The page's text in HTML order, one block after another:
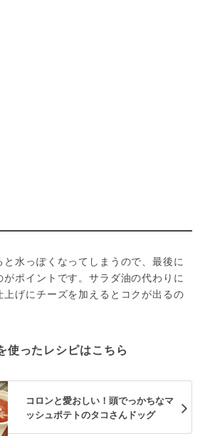
と水っぽくなってしまうので、最後に
がポイントです。サラダ油の代わりに
げにチーズを加えるとコクが出るの
ったレシピはこちら
コロンと愛おしい！頭でっかちなマ
ッシュポテトのタコさんドッグ